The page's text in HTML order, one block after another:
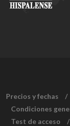
Precios y fechas /
Condiciones
Test de acceso
/